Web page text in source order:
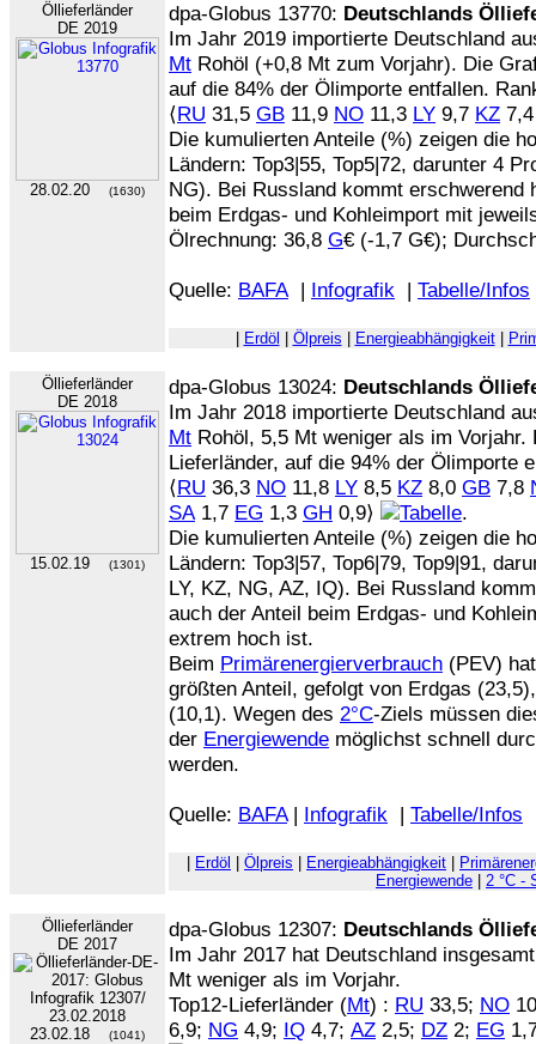
Öllieferländer
DE 2019
28.02.20 (1630)
dpa-Globus 13770: Deutschlands
Im Jahr 2019 importierte Deutschland
Mt Rohöl (+0,8 Mt zum Vorjahr). Die
auf die 84% der Ölimporte entfallen.
⟨RU 31,5 GB 11,9 NO 11,3 LY 9,7 KZ
Die kumulierten Anteile (%) zeigen die
Ländern: Top3|55, Top5|72, darunter 4
NG). Bei Russland kommt erschwerend
beim Erdgas- und Kohleimport mit
Ölrechnung: 36,8 G€ (-1,7 G€);
Quelle: BAFA| Infografik | Tabelle/Infos
Erdöl Ölpreis Energieabhängigkeit|
Öllieferländer
DE 2018
15.02.19 (1301)
dpa-Globus 13024: Deutschlands
Im Jahr 2018 importierte Deutschland
Mt Rohöl, 5,5 Mt weniger als im
Lieferländer, auf die 94% der Ölimporte
⟨RU 36,3 NO 11,8 LY 8,5 KZ 8,0 GB 7,8
SA1,7 EG 1,3 GH 0,9⟩
.
Die kumulierten Anteile (%) zeigen die
Ländern: Top3|57, Top6|79, Top9|91,
LY, KZ, NG, AZ, IQ). Bei Russland
auch der Anteil beim Erdgas- und
extrem hoch ist.
Beim Primärenergierverbrauch (PEV)
größten Anteil, gefolgt von Erdgas
(10,1). Wegen des 2°C-Ziels müssen
der Energiewende möglichst schnell
werden.
Quelle: BAFA| Infografik | Tabelle/Infos
Erdöl Ölpreis Energieabhängigkeit
Energiewende
2 °C -
Öllieferländer
DE 2017
23.02.18 (1041)
dpa-Globus 12307: Deutschlands
Im Jahr 2017 hat Deutschland
Mt weniger als im Vorjahr.
Top12-Lieferländer (Mt) : RU 33,5; NO
6,9; NG 4,9; IQ 4,7; AZ 2,5; DZ 2; EG